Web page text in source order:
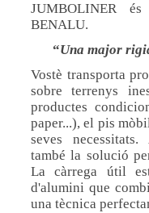
JUMBOLINER
BENALU.
Una major
Vostè transporta
sobre terrenys
productes
paper...), el pis
seves
també la solució
La càrrega útil
d'alumini que
una tècnica